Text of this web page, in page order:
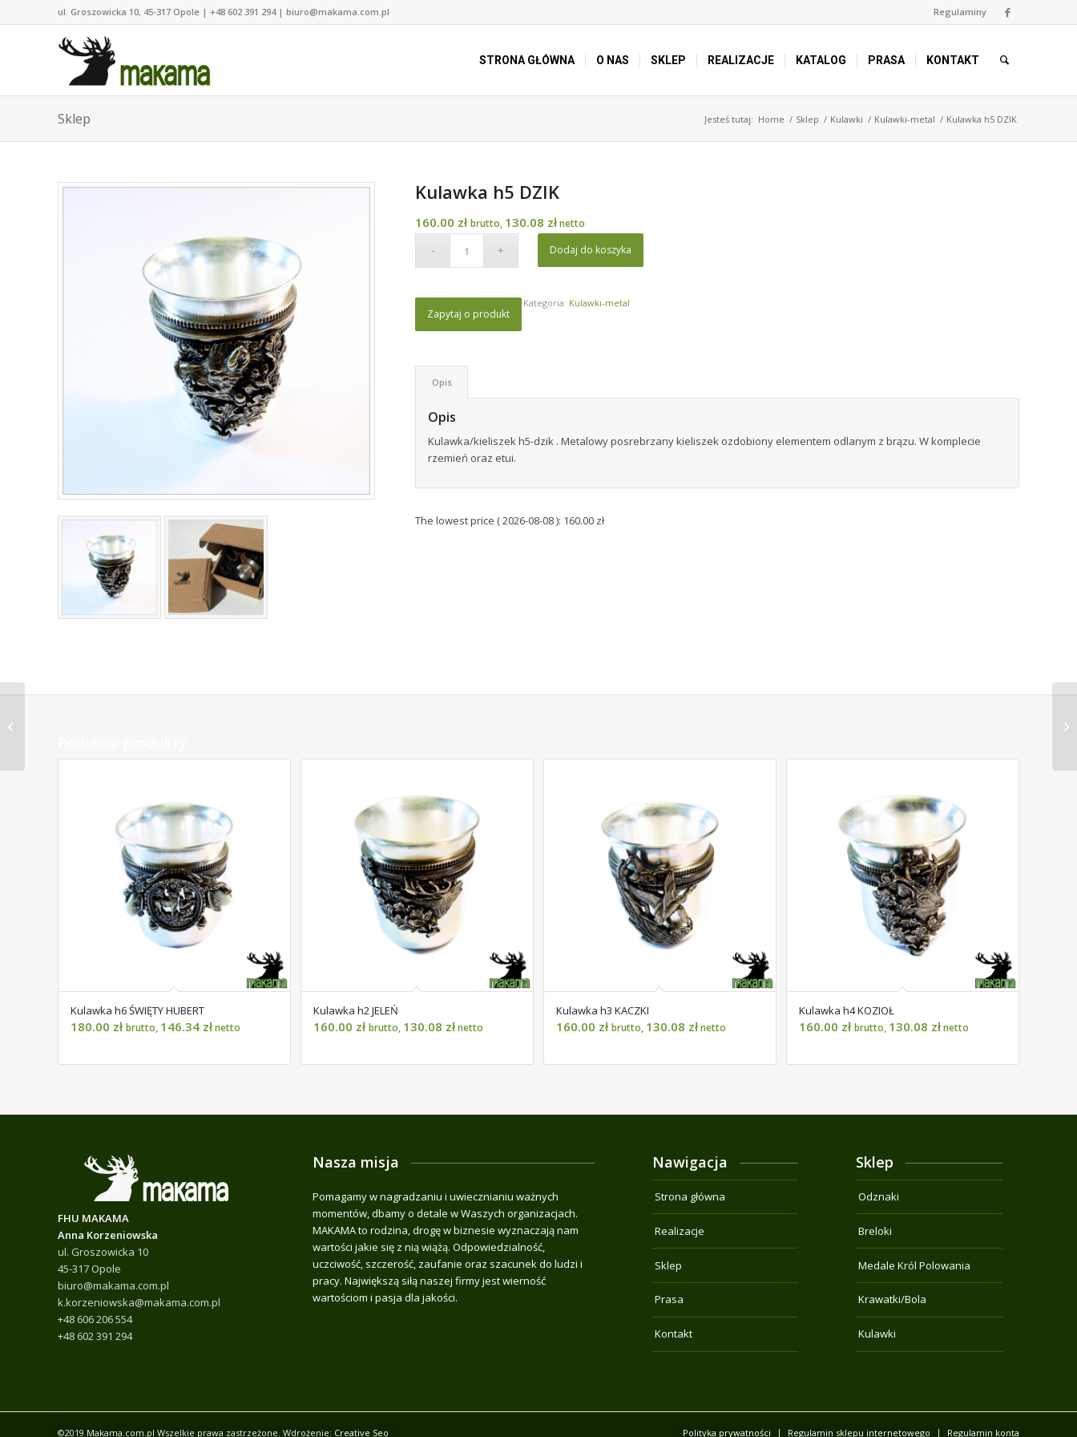
Regulaminy
ul. Groszowicka 10, 45-317 Opole | +48 602 391 294 | biuro@makama.com.pl
STRONA GŁÓWNA O NAS SKLEP REALIZACJE KATALOG PRASA KONTAKT
Sklep Jesteś tutaj: Home / Sklep / Kulawki / Kulawki-metal / Kulawka h5 DZIK
Kulawka h5 DZIK
160.00 zł brutto, 130.08 złnetto
Dodaj do koszyka
Kategoria: Kulawki-metal
Zapytaj o produkt
Opis
Opis
Kulawka/kieliszek h5-dzik . Metalowy posrebrzany kieliszek ozdobiony elementem odlanym z brązu. W komplecie
rzemień oraz etui.
The lowest price (2026-08-08): 160.00 zł
Kulawka h6 ŚWIĘTY HUBERT
180.00 zł brutto, 146.34 złnetto
Kulawka h2 JELEŃ
160.00 zł brutto, 130.08 złnetto
Kulawka h3 KACZKI
160.00 zł brutto, 130.08 złnetto
Kulawka h4 KOZIOŁ
160.00 zł brutto, 130.08 złnetto
FHU MAKAMA
Anna Korzeniowska
ul. Groszowicka 10
45-317 Opole
biuro@makama.com.pl
k.korzeniowska@makama.com.pl
+48 606 206 554
+48 602 391 294
Nasza misja
Pomagamy w nagradzaniu i uwiecznianiu ważnych
momentów, dbamy o detale w Waszych organizacjach.
MAKAMA to rodzina, drogę w biznesie wyznaczają nam
wartości jakie się z nią wiążą. Odpowiedzialność,
uczciwość, szczerość, zaufanie oraz szacunek do ludzi i
pracy. Największą siłą naszej firmy jest wierność
wartościom i pasja dla jakości.
Nawigacja
Strona główna
Realizacje
Sklep
Prasa
Kontakt
Sklep
Odznaki
Breloki
Medale Król Polowania
Krawatki/Bola
Kulawki
©2019 Makama.com.pl Wszelkie prawa zastrzeżone. Wdrożenie: Creative Seo Polityka prywatności Regulamin sklepu internetowego Regulamin konta